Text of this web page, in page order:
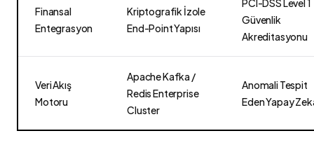
Finansal
Entegrasyon
Kriptografik İzole
End-Point Yapısı
PCI-DSS Level 1
Güvenlik
Akreditasyonu
Veri Akış
Motoru
Apache Kafka /
Redis Enterprise
Cluster
Anomali Tespit
Eden Yapay